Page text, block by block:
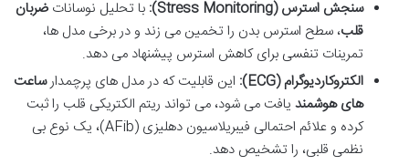
سنجش استرس (Stress Monitoring):
با تحلیل نوسانات ضربان
قلب، سطح استرس بدن را تخمین می زند و در برخی مدل ها،
تمرینات تنفسی برای کاهش استرس پیشنهاد می دهد.
الکتروکاردیوگرام (ECG):
این قابلیت که در مدل های پرچمدارساعت
های هوشمند یافت می شود، می تواند ریتم الکتریکی قلب را ثبت
کرده و علائم احتمالی فیبریلاسیون دهلیزی (AFib)، یک نوع بی
نظمی قلبی، را تشخیص دهد.